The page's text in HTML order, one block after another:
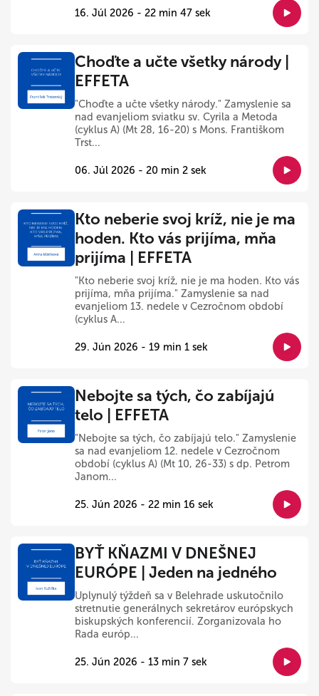
16. Júl 2026 - 22 min 47 sek
Choďte a učte všetky národy |
EFFETA
"Choďte a učte všetky národy." Zamyslenie sa
nad evanjeliom sviatku sv. Cyrila a Metoda
(cyklus A) (Mt 28, 16-20) s Mons. Františkom
Trst...
06. Júl 2026 - 20 min 2 sek
Kto neberie svoj kríž, nie je ma
hoden. Kto vás prijíma, mňa
prijíma | EFFETA
"Kto neberie svoj kríž, nie je ma hoden. Kto vás
prijíma, mňa prijíma." Zamyslenie sa nad
evanjeliom 13. nedele v Cezročnom období
(cyklus A...
29. Jún 2026 - 19 min 1 sek
Nebojte sa tých, čo zabíjajú
telo | EFFETA
"Nebojte sa tých, čo zabíjajú telo." Zamyslenie
sa nad evanjeliom 12. nedele v Cezročnom
období (cyklus A) (Mt 10, 26-33) s dp. Petrom
Janom...
25. Jún 2026 - 22 min 16 sek
BYŤ KŇAZMI V DNEŠNEJ
EURÓPE | Jeden na jedného
Uplynulý týždeň sa v Belehrade uskutočnilo
stretnutie generálnych sekretárov európskych
biskupských konferencií. Zorganizovala ho
Rada európ...
25. Jún 2026 - 13 min 7 sek